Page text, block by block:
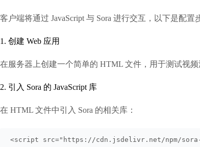
客户端将通过 JavaScript 与 Sora 进行交互，以下是配置
1. 创建 Web 应用
在服务器上创建一个简单的 HTML 文件，用于测试视频
2. 引入 Sora 的 JavaScript 库
在 HTML 文件中引入 Sora 的相关库：
<script src="https://cdn.jsdelivr.net/npm/